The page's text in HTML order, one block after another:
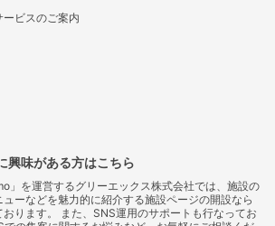
ビスのご案内
興味がある方はこちら
」を運営するグリーエックス株式会社では、施設の
ーなどを魅力的に紹介する施設ページの開設なら
ります。 また、SNS運用のサポートも行なってお